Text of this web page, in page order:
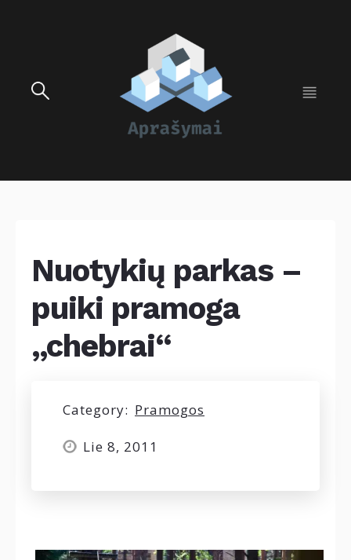
Nuotykių parkas –
puiki pramoga
„chebrai“
Category: Pramogos
Lie 8, 2011